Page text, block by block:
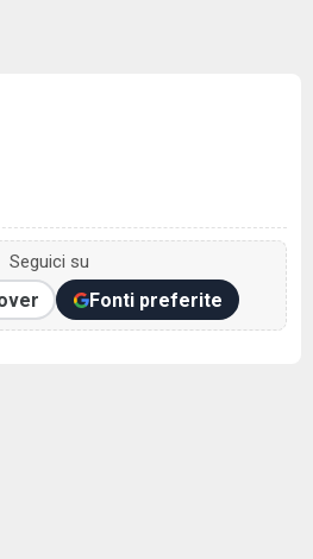
Seguici su
Fonti preferite